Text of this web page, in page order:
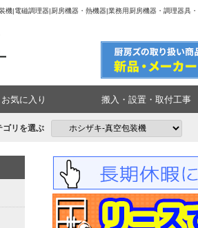
機|電磁調理器|厨房機器・熱機器|業務用厨房機器・調理器具
お気に入り 搬入・設置・取付工事
ゴリを選ぶ